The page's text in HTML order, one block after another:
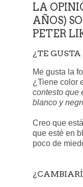
LA
AÑOS)
PETER
¿TE
Me gusta la
¿Tiene color
contesto que
blanco y
Creo que
que esté en
poco de